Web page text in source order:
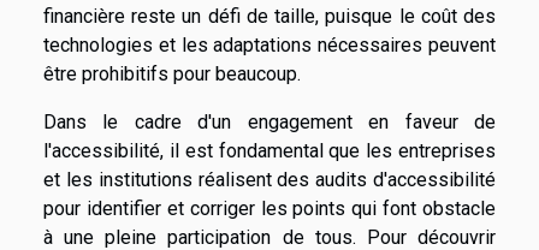
financière reste un défi de taille, puisque le coût des
technologies et les adaptations nécessaires peuvent
être prohibitifs pour beaucoup.
Dans le cadre d'un engagement en faveur de
l'accessibilité, il est fondamental que les entreprises
et les institutions réalisent des audits d'accessibilité
pour identifier et corriger les points qui font obstacle
à une pleine participation de tous. Pour découvrir